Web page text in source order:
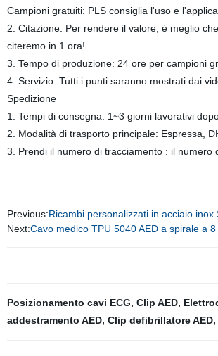
Campioni gratuiti: PLS consiglia l'uso e
2. Citazione: Per rendere il valore, è meglio
citeremo in 1 ora!
3. Tempo di produzione: 24 ore per campioni
4. Servizio: Tutti i punti saranno mostrati dai
Spedizione
1. Tempi di consegna: 1~3 giorni lavorativi
2. Modalità di trasporto principale: Espressa,
3. Prendi il numero di tracciamento : il
Previous:Ricambi personalizzati in acciaio
Next:Cavo medico TPU 5040 AED a spirale a
Posizionamento cavi ECG, Clip AED,
addestramento AED, Clip defibrillatore AED,